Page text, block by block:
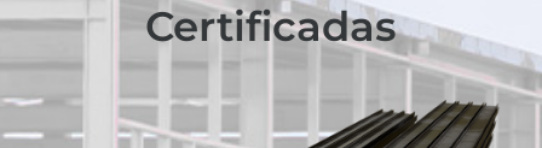
Certificadas